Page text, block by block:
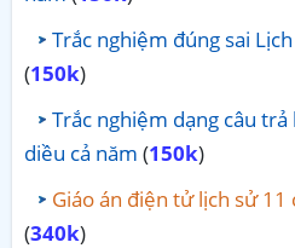
Trắc nghiệm đúng sai
(150k)
Trắc nghiệm dạng câu
diều cả năm (150k)
Giáo án điện tử lịch sử 11
(340k)